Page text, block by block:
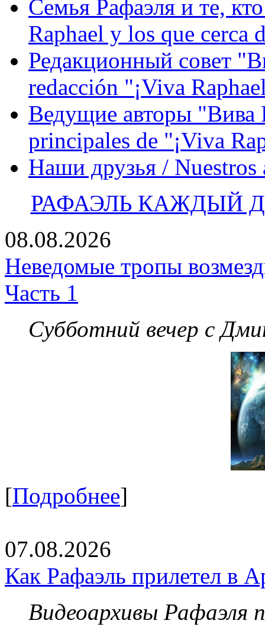
Семья Рафаэля и те,
Raphael y los que cerca
Редакционный совет
redacción "¡Viva
Ведущие авторы "Вива
principales de "¡Viva
Наши друзья / Nuestros
РАФАЭЛЬ КАЖДЫЙ
08.08.2026
Неведомые тропы
Часть 1
Субботний вечер с
[Подробнее]
07.08.2026
Как Рафаэль прилетел в
Видеоархивы Рафаэля